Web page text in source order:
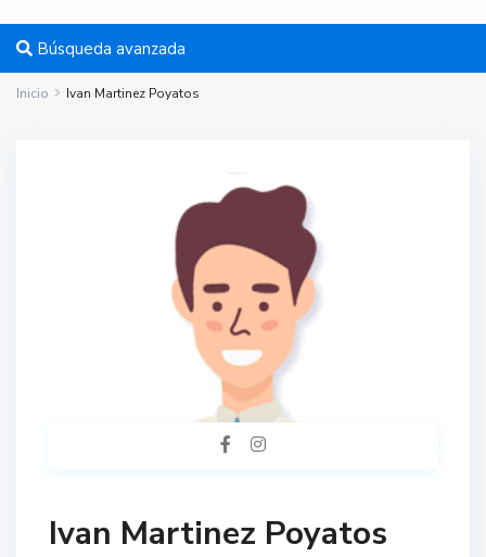
Búsqueda avanzada
Inicio Ivan Martinez Poyatos
Ivan Martinez Poyatos